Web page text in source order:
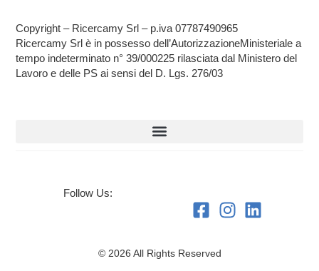
Copyright – Ricercamy Srl – p.iva 07787490965
Ricercamy Srl è in possesso dell’AutorizzazioneMinisteriale a
tempo indeterminato n° 39/000225 rilasciata dal Ministero del
Lavoro e delle PS ai sensi del D. Lgs. 276/03
Follow Us:
© 2026 All Rights Reserved